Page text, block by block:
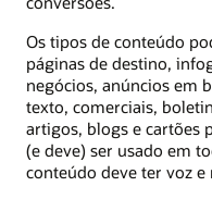
Os tipos de conteúdo
páginas de destino,
negócios, anúncios em
texto, comerciais,
artigos, blogs e cartões
(e deve) ser usado em
conteúdo deve ter voz e